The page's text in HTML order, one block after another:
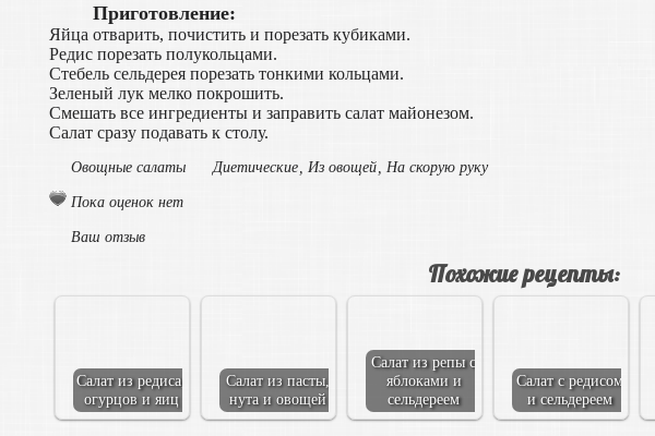
Приготовление:
Яйца отварить, почистить и порезать кубиками.
Редис порезать полукольцами.
Стебель сельдерея порезать тонкими кольцами.
Зеленый лук мелко покрошить.
Смешать все ингредиенты и заправить салат майонезом.
Салат сразу подавать к столу.
Овощные салаты Диетические,Из овощей,На скорую руку
Пока оценок нет
Ваш отзыв
Похожие рецепты:
Салат из редиса,
огурцов и яиц
Салат из пасты,
нута и овощей
Салат из репы с
яблоками и
сельдереем
Салат с редисом
и сельдереем